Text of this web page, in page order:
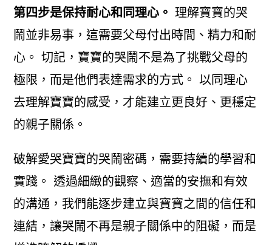
第四步是保持耐心和同理心。 理解寶寶的哭
鬧並非易事，這需要父母付出時間、精力和耐
心。 切記，寶寶的哭鬧不是為了挑戰父母的
極限，而是他們表達需求的方式。 以同理心
去理解寶寶的感受，才能建立更良好、更穩定
的親子關係。
破解愛哭寶寶的哭鬧密碼，需要持續的學習和
實踐。 透過細緻的觀察、適當的安撫和有效
的溝通，我們能逐步建立與寶寶之間的信任和
連結，讓哭鬧不再是親子關係中的阻礙，而是